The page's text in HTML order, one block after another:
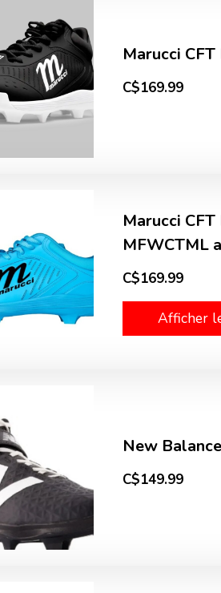
Marucci
C$169.99
Marucci
MFWCTML
C$169.99
Afficher
New
C$149.99